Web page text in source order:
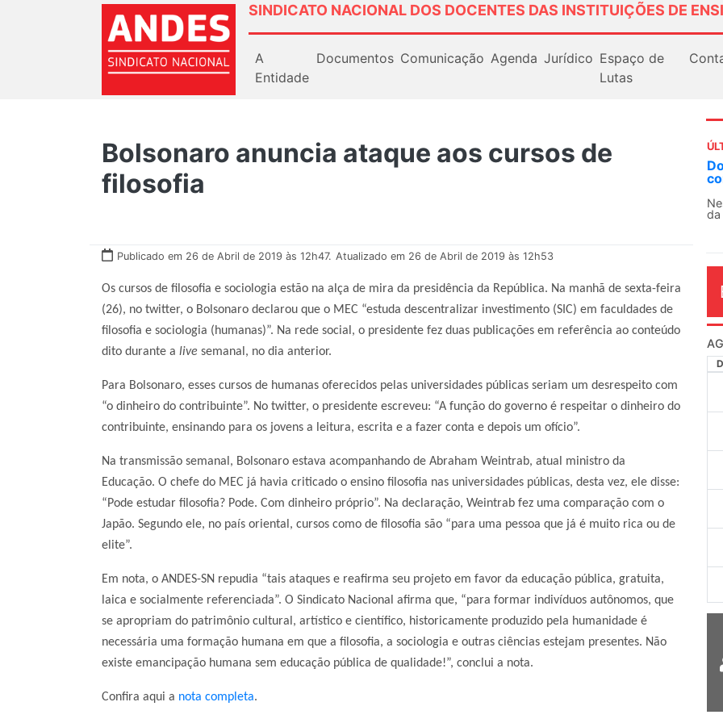
SINDICATO NACIONAL DOS DOCENTES DAS INSTITUIÇÕES DE
A
Entidade
Documentos Comunicação Agenda Jurídico Espaço de
Lutas
Bolsonaro anuncia ataque aos cursos de
filosofia
Publicado em 26 de Abril de 2019 às 12h47. Atualizado em 26 de Abril de 2019 às 12h53
Os cursos de filosofia e sociologia estão na alça de mira da presidência da República. Na manhã de sexta-feira
(26), no twitter, o Bolsonaro declarou que o MEC “estuda descentralizar investimento (SIC) em faculdades de
filosofia e sociologia (humanas)”. Na rede social, o presidente fez duas publicações em referência ao conteúdo
dito durante a live semanal, no dia anterior.
Para Bolsonaro, esses cursos de humanas oferecidos pelas universidades públicas seriam um desrespeito com
“o dinheiro do contribuinte”. No twitter, o presidente escreveu: “A função do governo é respeitar o dinheiro do
contribuinte, ensinando para os jovens a leitura, escrita e a fazer conta e depois um ofício”.
Na transmissão semanal, Bolsonaro estava acompanhando de Abraham Weintrab, atual ministro da
Educação. O chefe do MEC já havia criticado o ensino filosofia nas universidades públicas, desta vez, ele disse:
“Pode estudar filosofia? Pode. Com dinheiro próprio”. Na declaração, Weintrab fez uma comparação com o
Japão. Segundo ele, no país oriental, cursos como de filosofia são “para uma pessoa que já é muito rica ou de
elite”.
Em nota, o ANDES-SN repudia “tais ataques e reafirma seu projeto em favor da educação pública, gratuita,
laica e socialmente referenciada”. O Sindicato Nacional afirma que, “para formar indivíduos autônomos, que
se apropriam do patrimônio cultural, artístico e científico, historicamente produzido pela humanidade é
necessária uma formação humana em que a filosofia, a sociologia e outras ciências estejam presentes. Não
existe emancipação humana sem educação pública de qualidade!”, conclui a nota.
Confira aqui a nota completa.
Docentes paralisam
contra as políticas de
Nessa segunda-feira (3),
da educação superior e